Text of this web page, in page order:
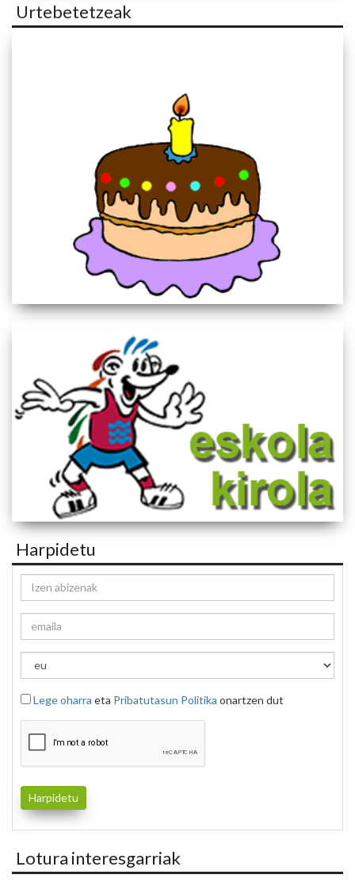
Urtebetetzeak
Harpidetu
Lege oharra eta Pribatutasun Politika onartzen dut
Lotura interesgarriak